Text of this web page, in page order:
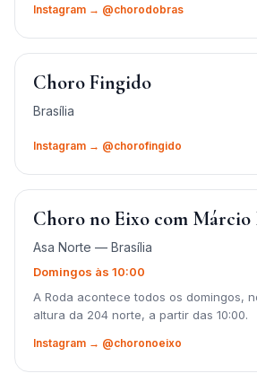
Instagram → @chorodobras
Choro Fingido
Brasília
Instagram → @chorofingido
Choro no Eixo com
Asa Norte — Brasília
Domingos às 10:00
A Roda acontece todos os domingos,
altura da 204 norte, a partir das 10:00.
Instagram → @choronoeixo